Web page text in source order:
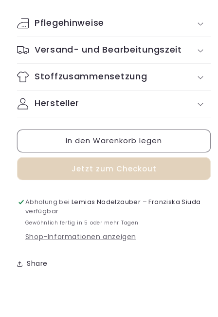
Pflegehinweise
Versand- und Bearbeitungszeit
Stoffzusammensetzung
Hersteller
In den Warenkorb legen
Jetzt zum Checkout
Abholung bei Lemias Nadelzauber – Franziska Siuda
verfügbar
Gewöhnlich fertig in 5 oder mehr Tagen
Shop-Informationen anzeigen
Share